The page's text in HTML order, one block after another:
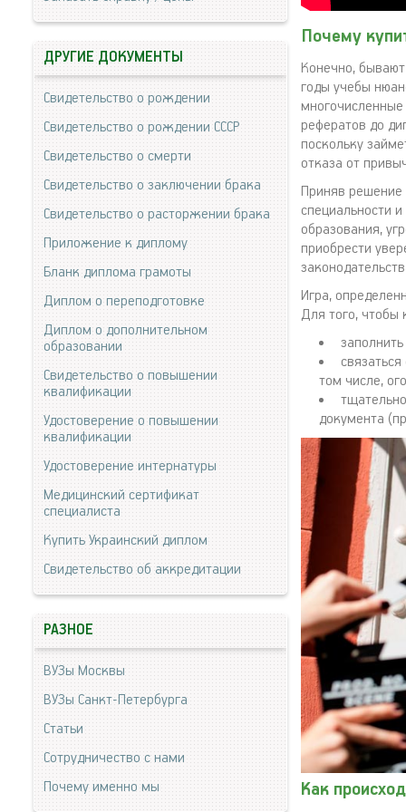
Почему
Конечно,
годы учебы
рефератов до
поскольку
отказа от
Приняв решение
специальности
образования,
приобрести
Игра,
Для того, чтобы
том числе,
документа
Как
ДРУГИЕ ДОКУМЕНТЫ
Свидетельство о рождении
Свидетельство о рождении СССР
Свидетельство о смерти
Свидетельство о заключении брака
Свидетельство о расторжении брака
Приложение к диплому
Бланк диплома грамоты
Диплом о переподготовке
Диплом о дополнительном
образовании
Свидетельство о повышении
квалификации
Удостоверение о повышении
квалификации
Удостоверение интернатуры
Медицинский сертификат
специалиста
Купить Украинский диплом
Свидетельство об аккредитации
РАЗНОЕ
ВУЗы Москвы
ВУЗы Санкт-Петербурга
Статьи
Сотрудничество с нами
Почему именно мы